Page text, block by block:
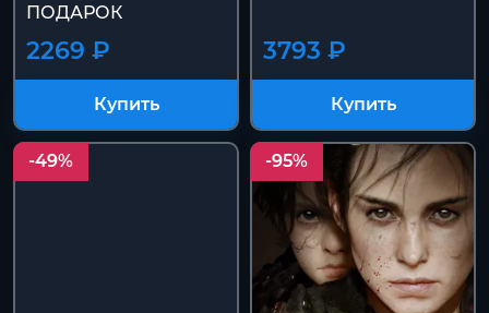
ПОДАРОК
2269 ₽
Купить
3793 ₽
Купить
-49% -95%